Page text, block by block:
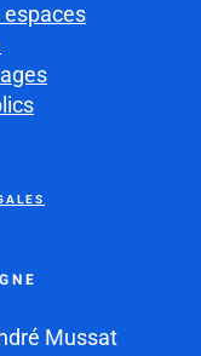
espaces
Mussat